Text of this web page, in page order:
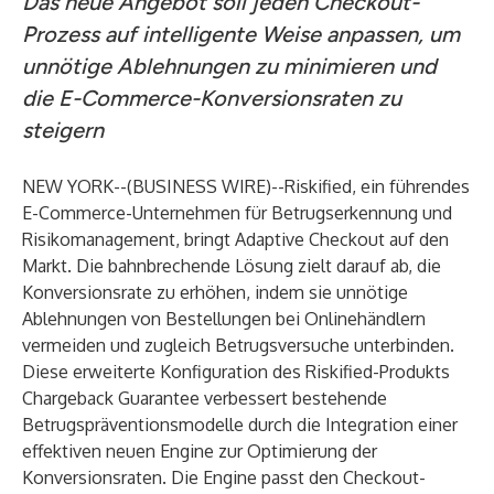
Prozess auf intelligente Weise anpassen, um
unnötige Ablehnungen zu minimieren und
die E-Commerce-Konversionsraten zu
steigern
NEW YORK--(BUSINESS WIRE)--Riskified, ein führendes
E-Commerce-Unternehmen für Betrugserkennung und
Risikomanagement, bringt Adaptive Checkout auf den
Markt. Die bahnbrechende Lösung zielt darauf ab, die
Konversionsrate zu erhöhen, indem sie unnötige
Ablehnungen von Bestellungen bei Onlinehändlern
vermeiden und zugleich Betrugsversuche unterbinden.
Diese erweiterte Konfiguration des Riskified-Produkts
Chargeback Guarantee verbessert bestehende
Betrugspräventionsmodelle durch die Integration einer
effektiven neuen Engine zur Optimierung der
Konversionsraten. Die Engine passt den Checkout-